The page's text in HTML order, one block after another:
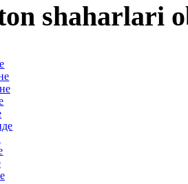
shaharlari